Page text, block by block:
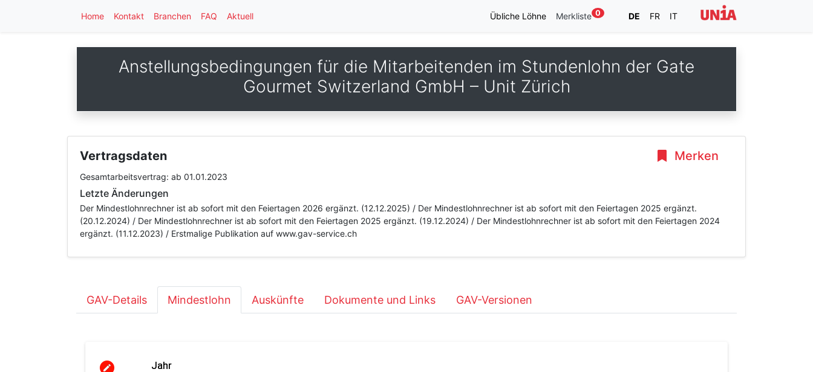
Home Kontakt Branchen FAQ Aktuell Übliche Löhne Merkliste 0 DE FR IT
Anstellungsbedingungen für die Mitarbeitenden im Stundenlohn der Gate
Gourmet Switzerland GmbH – Unit Zürich
Merken
Vertragsdaten
Gesamtarbeitsvertrag: ab 01.01.2023
Letzte Änderungen
Der Mindestlohnrechner ist ab sofort mit den Feiertagen 2026 ergänzt. (12.12.2025) / Der Mindestlohnrechner ist ab sofort mit den Feiertagen 2025 ergänzt.
(20.12.2024) / Der Mindestlohnrechner ist ab sofort mit den Feiertagen 2025 ergänzt. (19.12.2024) / Der Mindestlohnrechner ist ab sofort mit den Feiertagen 2024
ergänzt. (11.12.2023) / Erstmalige Publikation auf www.gav-service.ch
GAV-Details Mindestlohn Auskünfte Dokumente und Links GAV-Versionen
Jahr